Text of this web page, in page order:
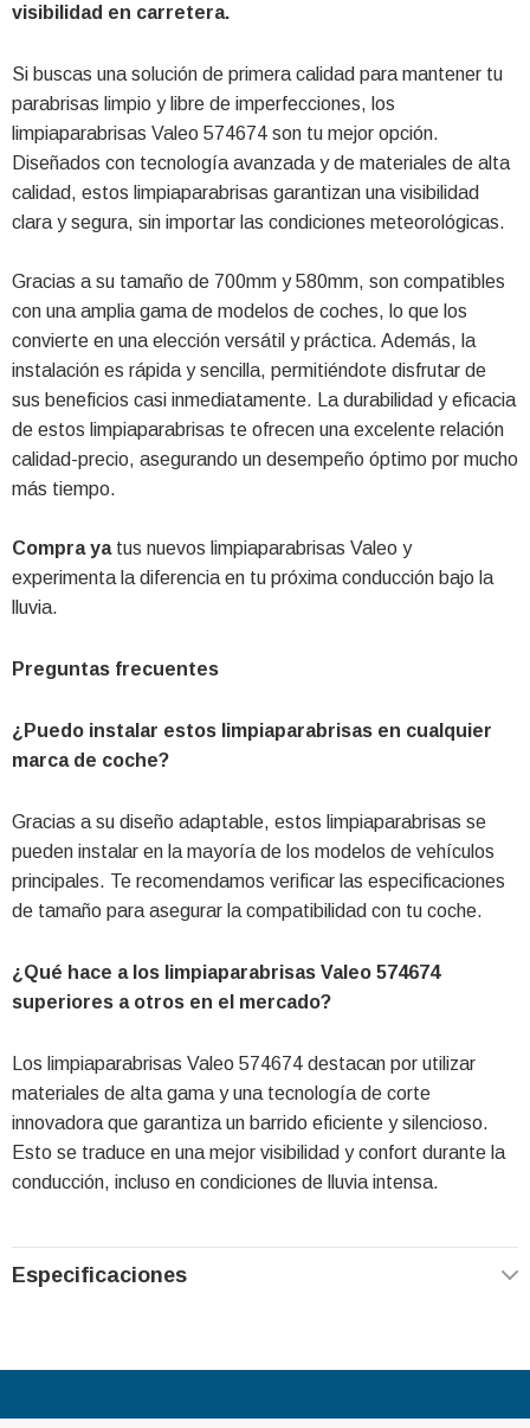
visibilidad en carretera.
Si buscas una solución de primera calidad para mantener tu
parabrisas limpio y libre de imperfecciones, los
limpiaparabrisas Valeo 574674 son tu mejor opción.
Diseñados con tecnología avanzada y de materiales de alta
calidad, estos limpiaparabrisas garantizan una visibilidad
clara y segura, sin importar las condiciones meteorológicas.
Gracias a su tamaño de 700mm y 580mm, son compatibles
con una amplia gama de modelos de coches, lo que los
convierte en una elección versátil y práctica. Además, la
instalación es rápida y sencilla, permitiéndote disfrutar de
sus beneficios casi inmediatamente. La durabilidad y eficacia
de estos limpiaparabrisas te ofrecen una excelente relación
calidad-precio, asegurando un desempeño óptimo por mucho
más tiempo.
Compra yatus nuevos limpiaparabrisas Valeo y
experimenta la diferencia en tu próxima conducción bajo la
lluvia.
Preguntas frecuentes
¿Puedo instalar estos limpiaparabrisas en cualquier
marca de coche?
Gracias a su diseño adaptable, estos limpiaparabrisas se
pueden instalar en la mayoría de los modelos de vehículos
principales. Te recomendamos verificar las especificaciones
de tamaño para asegurar la compatibilidad con tu coche.
¿Qué hace a los limpiaparabrisas Valeo 574674
superiores a otros en el mercado?
Los limpiaparabrisas Valeo 574674 destacan por utilizar
materiales de alta gama y una tecnología de corte
innovadora que garantiza un barrido eficiente y silencioso.
Esto se traduce en una mejor visibilidad y confort durante la
conducción, incluso en condiciones de lluvia intensa.
Especificaciones